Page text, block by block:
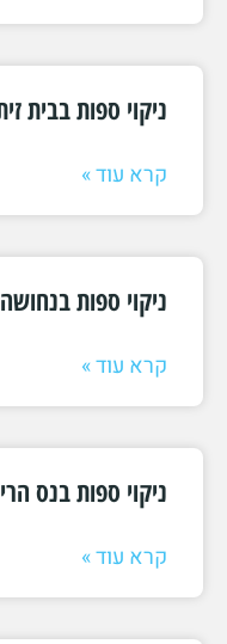
ניקוי ספות בבית זית
קרא עוד »
ניקוי ספות בנחושה
קרא עוד »
ניקוי ספות בנס הרים
קרא עוד »